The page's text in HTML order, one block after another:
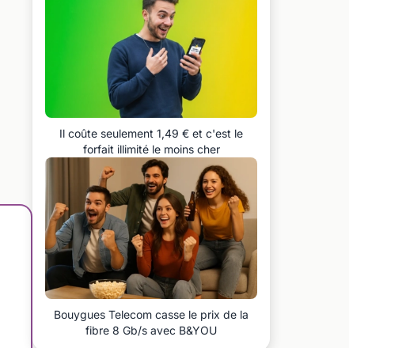
Il coûte seulement 1,49 € et c'est le
forfait illimité le moins cher
Bouygues Telecom casse le prix de la
fibre 8 Gb/s avec B&YOU